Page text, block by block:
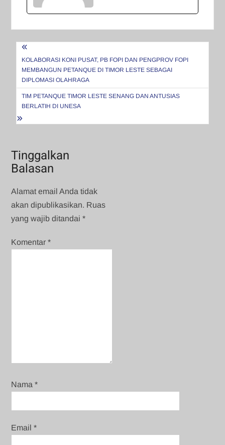
Navigasi
pos
KOLABORASI KONI PUSAT, PB FOPI DAN PENGPROV FOPI
MEMBANGUN PETANQUE DI TIMOR LESTE SEBAGAI
DIPLOMASI OLAHRAGA
TIM PETANQUE TIMOR LESTE SENANG DAN ANTUSIAS
BERLATIH DI UNESA
Tinggalkan
Balasan
Alamat email Anda tidak
akan dipublikasikan. Ruas
yang wajib ditandai*
Komentar*
Nama*
Email*